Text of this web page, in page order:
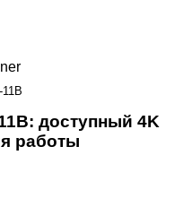
доступный 4K
работы